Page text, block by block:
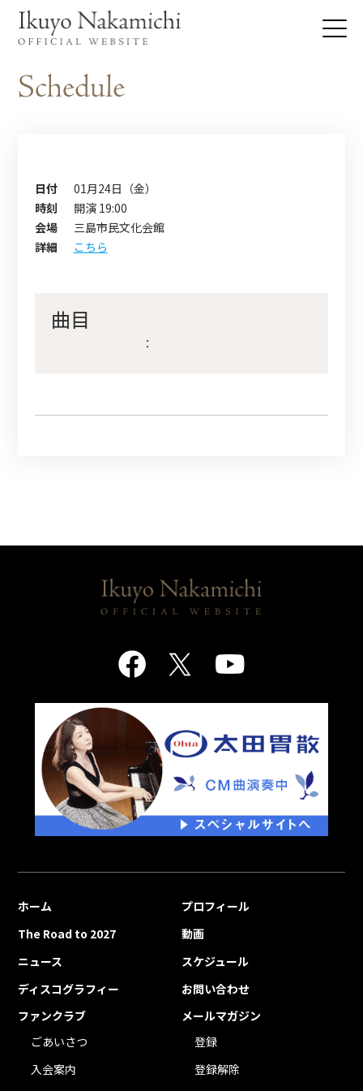
日付
01月24日（金）
時刻
開演 19:00
会場
三島市民文化会館
詳細
こちら
曲目
：
ホーム
プロフィール
The Road to 2027
動画
ニュース
スケジュール
ディスコグラフィー
お問い合わせ
ファンクラブ
ごあいさつ
入会案内
メールマガジン
登録
登録解除